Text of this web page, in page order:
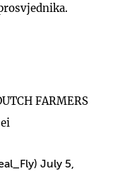
FARMERS
July 5,